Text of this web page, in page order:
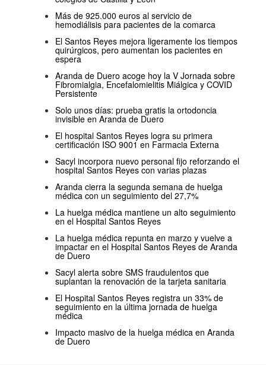
Más de 925.000 euros al servicio de
hemodiálisis para pacientes de la comarca
El Santos Reyes mejora ligeramente los tiempos
quirúrgicos, pero aumentan los pacientes en
espera
Aranda de Duero acoge hoy la V Jornada sobre
Fibromialgia, Encefalomielitis Miálgica y COVID
Persistente
Solo unos días: prueba gratis la ortodoncia
invisible en Aranda de Duero
El hospital Santos Reyes logra su primera
certificación ISO 9001 en Farmacia Externa
Sacyl incorpora nuevo personal fijo reforzando el
hospital Santos Reyes con varias plazas
Aranda cierra la segunda semana de huelga
médica con un seguimiento del 27,7%
La huelga médica mantiene un alto seguimiento
en el Hospital Santos Reyes
La huelga médica repunta en marzo y vuelve a
impactar en el Hospital Santos Reyes de Aranda
de Duero
Sacyl alerta sobre SMS fraudulentos que
suplantan la renovación de la tarjeta sanitaria
El Hospital Santos Reyes registra un 33% de
seguimiento en la última jornada de huelga
médica
Impacto masivo de la huelga médica en Aranda
de Duero